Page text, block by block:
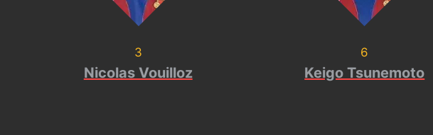
3
Nicolas Vouilloz
6
Keigo Tsunemoto